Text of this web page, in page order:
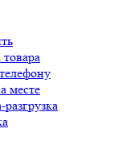
месте